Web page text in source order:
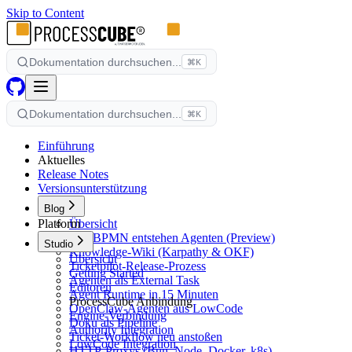
Skip to Content
Dokumentation durchsuchen... ⌘K
Dokumentation durchsuchen... ⌘K
Einführung
Aktuelles
Release Notes
Versionsunterstützung
Blog
Übersicht
Aus BPMN entstehen Agenten (Preview)
Knowledge-Wiki (Karpathy & OKF)
Ticketpilot-Release-Prozess
Agenten als External Task
Agent Runtime in 15 Minuten
OpenClaw-Agenten aus LowCode
Doku als Pipeline
Ticket-Workflow neu anstoßen
Platform
Studio
Übersicht
Getting Started
Editoren
ProcessCube Anbindung
Engine-Verbindung
Authority Integration
LowCode Integration